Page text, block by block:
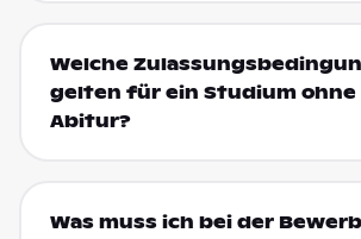
Welche
gelten für ein Studium ohne
Abitur?
Was muss ich bei der